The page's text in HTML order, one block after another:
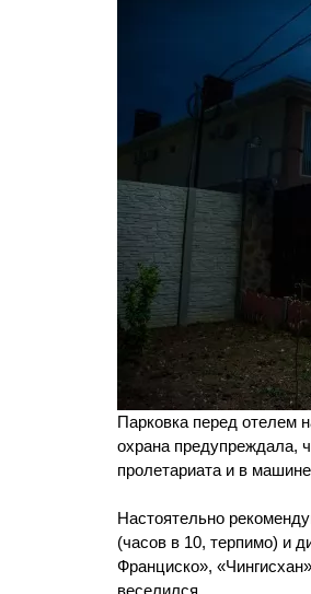
Парковка перед отелем
охрана предупреждала,
пролетариата и в
Настоятельно
(часов в 10, терпимо) и
Франциско»,
веселился.